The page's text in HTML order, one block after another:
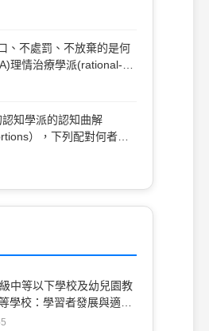
變行為與態度 (C)同
、不處罰、不放棄的是何
(behavior therapy)
知學派的認知曲解
），下列配對何者為
頭，便強調：「所有的學
，學校必須對學生髮式有
）：某學生申請競賽失利
「都是那位老師對我有偏
）：第一次段考成績公
的說：「除非我能讓全班
第一名，否則我就不是一
中等以下學校及幼兒園教
學校：學習者發展與適性